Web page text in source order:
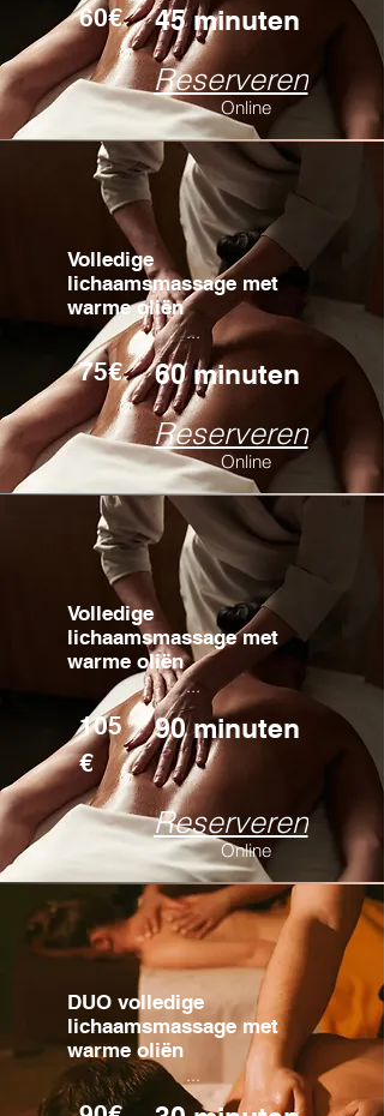
60€ 45 minuten
Reserveren
Online
Volledige
lichaamsmassage met
warme oliën
...
75€ 60 minuten
Reserveren
Online
Volledige
lichaamsmassage met
warme oliën
...
105
€
90 minuten
Reserveren
Online
DUO volledige
lichaamsmassage met
warme oliën
...